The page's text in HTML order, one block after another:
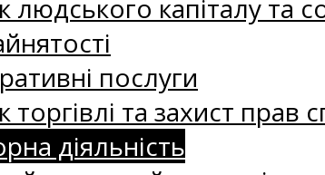
людського капіталу та
послуги
торгівлі та захист прав
діяльність